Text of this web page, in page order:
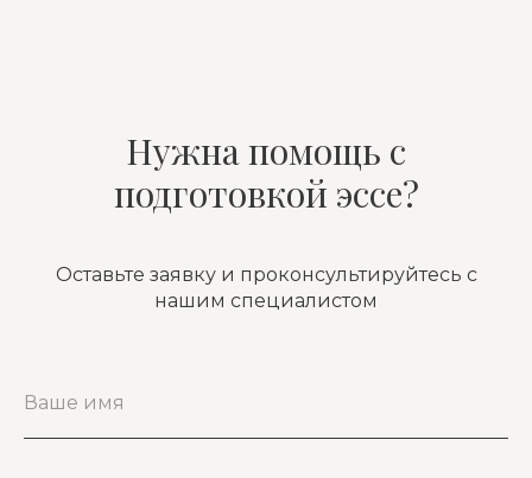
Нужна помощь с
подготовкой эссе?
Оставьте заявку и проконсультируйтесь с
нашим специалистом